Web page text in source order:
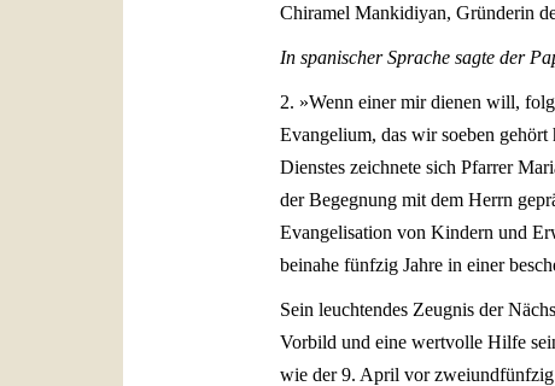
Chiramel Mankidiyan, Gründerin
In spanischer Sprache sagte der
2. »Wenn einer mir dienen will,
Evangelium, das wir soeben
Dienstes zeichnete sich Pfarrer
der Begegnung mit dem Herrn
Evangelisation von Kindern und
beinahe fünfzig Jahre in einer
Sein leuchtendes Zeugnis der
Vorbild und eine wertvolle Hilfe
wie der 9. April vor